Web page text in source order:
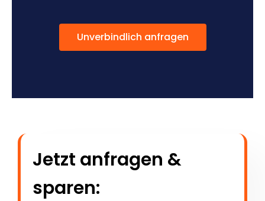
Unverbindlich anfragen
Jetzt anfragen &
sparen: